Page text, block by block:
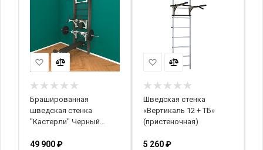
Брашированная
шведская стенка
"Кастерли" Черный
49 900₽
Шведская стенка
«Вертикаль 12 + ТБ»
(пристеночная)
5 260₽